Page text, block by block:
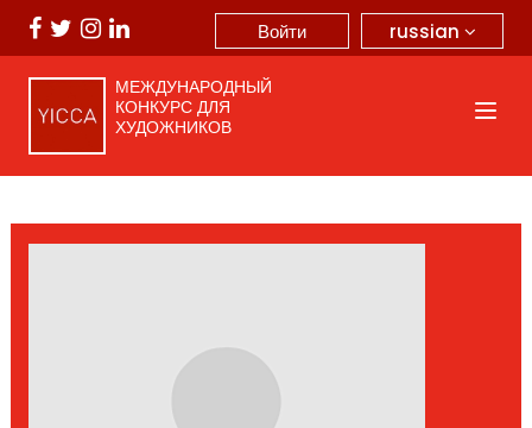
russian
Войти
МЕЖДУНАРОДНЫЙ
КОНКУРС ДЛЯ
ХУДОЖНИКОВ